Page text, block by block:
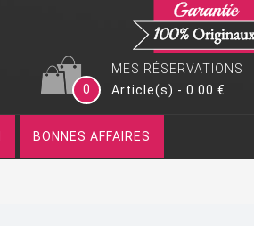
MES RÉSERVATIONS
0
Article(s) - 0.00 €
BONNES AFFAIRES